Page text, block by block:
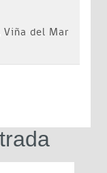
del Mar